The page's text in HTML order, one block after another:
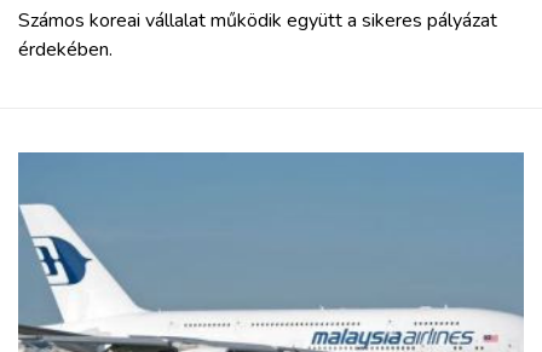
Számos koreai vállalat működik együtt a sikeres pályázat
érdekében.